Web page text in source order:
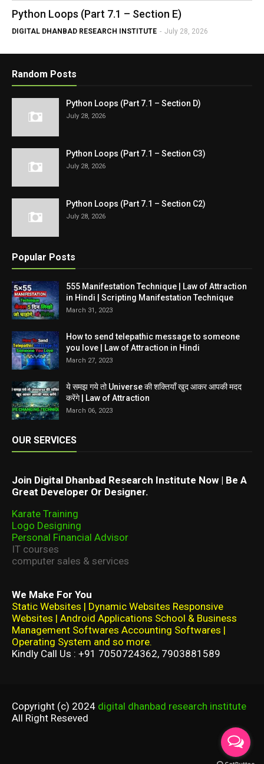
Python Loops (Part 7.1 – Section E)
DIGITAL DHANBAD RESEARCH INSTITUTE - July 28, 2026
Random Posts
Python Loops (Part 7.1 – Section D)
July 28, 2026
Python Loops (Part 7.1 – Section C3)
July 28, 2026
Python Loops (Part 7.1 – Section C2)
July 28, 2026
Popular Posts
555 Manifestation Technique | Law of Attraction
in Hindi | Scripting Manifestation Technique
March 31, 2023
How to send telepathic message to someone
you love | Law of Attraction in Hindi
March 27, 2023
ये समझ गये तो Universe की शक्तियाँ खुद आकर आपकी मदद
करेंगे | Law of Attraction
March 06, 2023
OUR SERVICES
Join Digital Dhanbad Research Institute Now | Be A
Great Developer Or Designer.
Karate Training
Logo Designing
Personal Financial Advisor
IT courses
computer sales & services
We Make For You
Static Websites | Dynamic Websites Responsive
Websites | Android Applications School & Business
Management Softwares Accounting Softwares |
Operating System and so more.
Kindly Call Us : +91 7050724362, 7903881589
Copyright (c) 2024 digital dhanbad research institute
All Right Reseved